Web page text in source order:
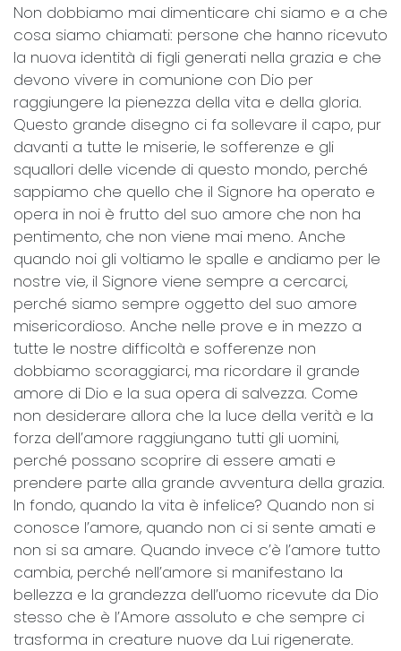
Non dobbiamo mai dimenticare chi siamo e a che
cosa siamo chiamati: persone che hanno ricevuto
la nuova identità di figli generati nella grazia e che
devono vivere in comunione con Dio per
raggiungere la pienezza della vita e della gloria.
Questo grande disegno ci fa sollevare il capo, pur
davanti a tutte le miserie, le sofferenze e gli
squallori delle vicende di questo mondo, perché
sappiamo che quello che il Signore ha operato e
opera in noi è frutto del suo amore che non ha
pentimento, che non viene mai meno. Anche
quando noi gli voltiamo le spalle e andiamo per le
nostre vie, il Signore viene sempre a cercarci,
perché siamo sempre oggetto del suo amore
misericordioso. Anche nelle prove e in mezzo a
tutte le nostre difficoltà e sofferenze non
dobbiamo scoraggiarci, ma ricordare il grande
amore di Dio e la sua opera di salvezza. Come
non desiderare allora che la luce della verità e la
forza dell’amore raggiungano tutti gli uomini,
perché possano scoprire di essere amati e
prendere parte alla grande avventura della grazia.
In fondo, quando la vita è infelice? Quando non si
conosce l’amore, quando non ci si sente amati e
non si sa amare. Quando invece c’è l’amore tutto
cambia, perché nell’amore si manifestano la
bellezza e la grandezza dell’uomo ricevute da Dio
stesso che è l’Amore assoluto e che sempre ci
trasforma in creature nuove da Lui rigenerate.